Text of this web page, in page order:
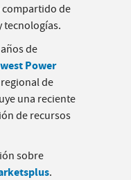
de
tecnologías.
de
Power
de
una reciente
de recursos
sobre
.